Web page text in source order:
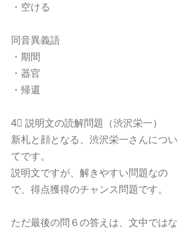
・空ける
同音異義語
・期間
・器官
・帰還
4⃣ 説明文の読解問題（渋沢栄一）
新札と顔となる、渋沢栄一さんについ
てです。
説明文ですが、解きやすい問題なの
で、得点獲得のチャンス問題です。
ただ最後の問６の答えは、文中ではな